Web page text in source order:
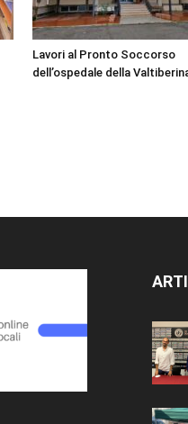
Lavori al Pronto Soccorso
dell’ospedale della